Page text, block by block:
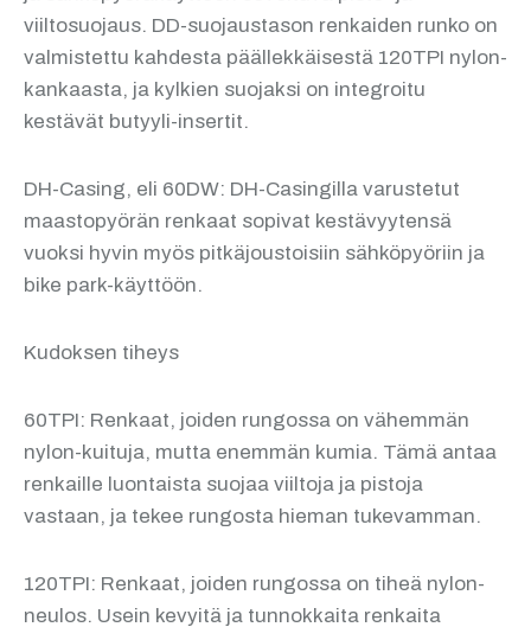
viiltosuojaus. DD-suojaustason renkaiden runko on
valmistettu kahdesta päällekkäisestä 120TPI nylon-
kankaasta, ja kylkien suojaksi on integroitu
kestävät butyyli-insertit.
DH-Casing, eli 60DW: DH-Casingilla varustetut
maastopyörän renkaat sopivat kestävyytensä
vuoksi hyvin myös pitkäjoustoisiin sähköpyöriin ja
bike park-käyttöön.
Kudoksen tiheys
60TPI: Renkaat, joiden rungossa on vähemmän
nylon-kuituja, mutta enemmän kumia. Tämä antaa
renkaille luontaista suojaa viiltoja ja pistoja
vastaan, ja tekee rungosta hieman tukevamman.
120TPI: Renkaat, joiden rungossa on tiheä nylon-
neulos. Usein kevyitä ja tunnokkaita renkaita